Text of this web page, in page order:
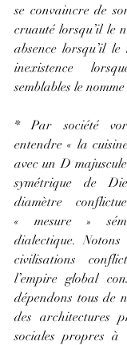
se convaincre de
cruauté lorsqu’il le
absence lorsqu’il
inexistence
semblables le
* Par société
entendre « la
avec un D
symétrique de
diamètre
« mesure »
dialectique.
civilisations
l’empire global
dépendons tous de
des architectures
sociales propres à